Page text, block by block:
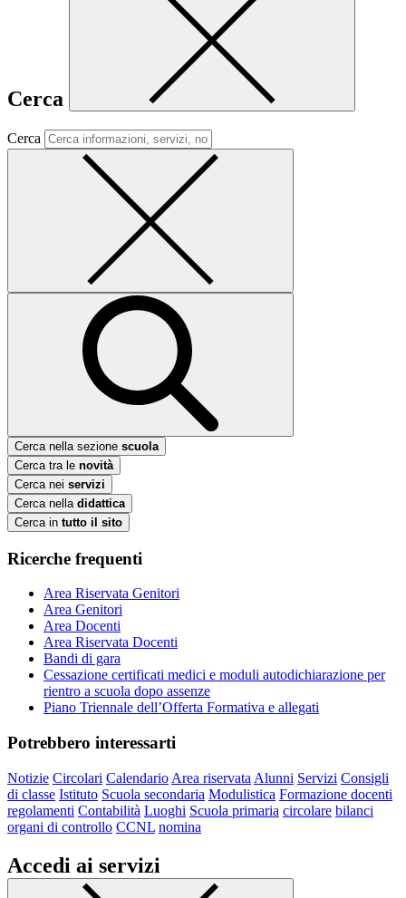
Cerca
Cerca
Cerca nella sezione scuola
Cerca tra le novità
Cerca nei servizi
Cerca nella didattica
Cerca in tutto il sito
Ricerche frequenti
Area Riservata Genitori
Area Genitori
Area Docenti
Area Riservata Docenti
Bandi di gara
Cessazione certificati medici e moduli autodichiarazione per
rientro a scuola dopo assenze
Piano Triennale dell’Offerta Formativa e allegati
Potrebbero interessarti
Notizie Circolari Calendario Area riservata Alunni Servizi Consigli
di classe Istituto Scuola secondaria Modulistica Formazione docenti
regolamenti Contabilità Luoghi Scuola primaria circolare bilanci
organi di controllo CCNL nomina
Accedi ai servizi